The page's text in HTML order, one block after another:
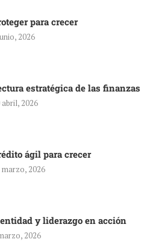
para crecer
2026
estratégica de las finanzas
abril, 2026
ágil para crecer
marzo, 2026
y liderazgo en acción
2026